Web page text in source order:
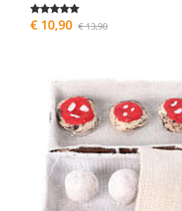
€ 10,90 € 13,90